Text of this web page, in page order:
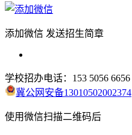
添加微信 发送招生简章
学校招办电话：153 5056 6656
冀公网安备13010502002374
使用微信扫描二维码后